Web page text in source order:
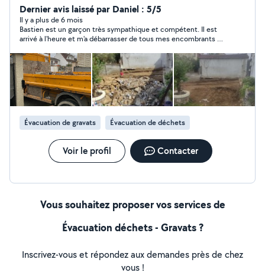
43 08, parfois je n'ai pas les notifications de la part
d'allovoisins
Dernier avis laissé par Daniel : 5/5
Il y a plus de 6 mois
Bastien est un garçon très sympathique et compétent. Il est
arrivé à l'heure et m'a débarrasser de tous mes encombrants en
C'est l'un dès meilleurs sur ce site.
Évacuation de gravats Évacuation de déchets
Voir le profil Contacter
Vous souhaitez proposer vos services de
Évacuation déchets - Gravats ?
Inscrivez-vous et répondez aux demandes près de chez
vous !